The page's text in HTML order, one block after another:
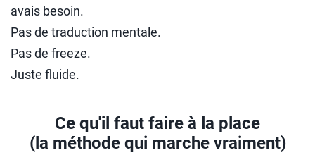
avais besoin.
Pas de traduction mentale.
Pas de freeze.
Juste fluide.
Ce qu'il faut faire à la place
(la méthode qui marche vraiment)